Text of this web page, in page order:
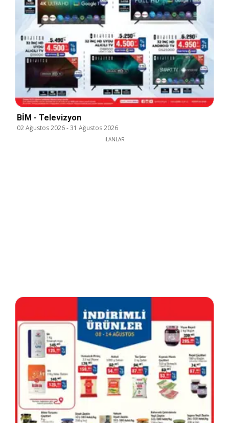
BİM - Televizyon
02 Ağustos 2026-31 Ağustos 2026
İLANLAR